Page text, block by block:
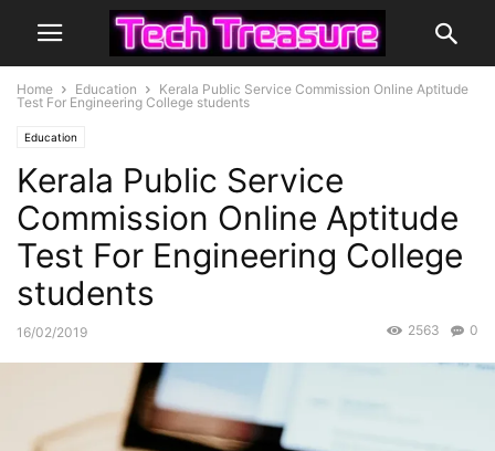
Home Education
Kerala Public Service Commission Online Aptitude
Test For Engineering College students
Education
Kerala Public Service
Commission Online Aptitude
Test For Engineering College
students
16/02/2019 0
2563